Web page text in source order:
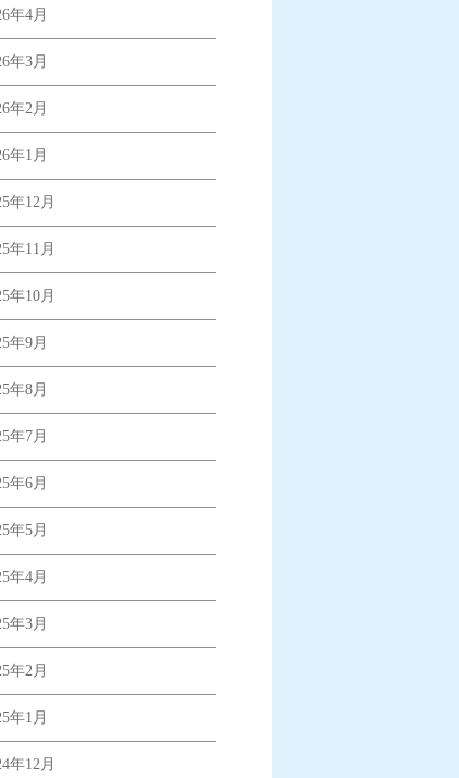
年4月
年3月
年2月
年1月
年12月
年11月
年10月
年9月
年8月
年7月
年6月
年5月
年4月
年3月
年2月
年1月
年12月